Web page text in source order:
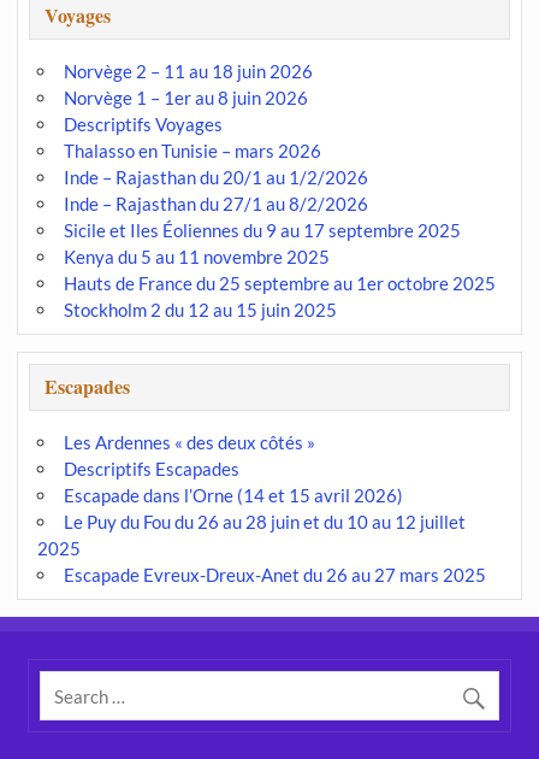
Voyages
Norvège 2 – 11 au 18 juin 2026
Norvège 1 – 1er au 8 juin 2026
Descriptifs Voyages
Thalasso en Tunisie – mars 2026
Inde – Rajasthan du 20/1 au 1/2/2026
Inde – Rajasthan du 27/1 au 8/2/2026
Sicile et Iles Éoliennes du 9 au 17 septembre 2025
Kenya du 5 au 11 novembre 2025
Hauts de France du 25 septembre au 1er octobre 2025
Stockholm 2 du 12 au 15 juin 2025
Escapades
Les Ardennes « des deux côtés »
Descriptifs Escapades
Escapade dans l’Orne (14 et 15 avril 2026)
Le Puy du Fou du 26 au 28 juin et du 10 au 12 juillet
2025
Escapade Evreux-Dreux-Anet du 26 au 27 mars 2025